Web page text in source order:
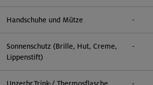
Handschuhe und Mütze -
Sonnenschutz (Brille, Hut, Creme,
Lippenstift)
-